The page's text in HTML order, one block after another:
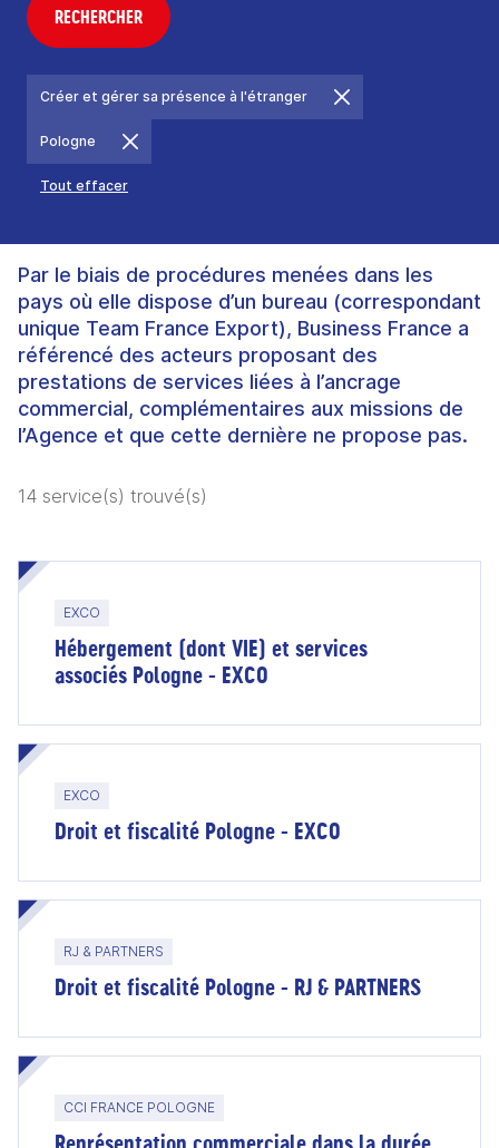
RECHERCHER
Créer et gérer sa présence à l'étranger
Pologne
Tout effacer
Par le biais de procédures menées dans les
pays où elle dispose d’un bureau (correspondant
unique Team France Export), Business France a
référencé des acteurs proposant des
prestations de services liées à l’ancrage
commercial, complémentaires aux missions de
l’Agence et que cette dernière ne propose pas.
14 service(s) trouvé(s)
EXCO
Hébergement (dont VIE) et services
associés Pologne - EXCO
EXCO
Droit et fiscalité Pologne - EXCO
RJ & PARTNERS
Droit et fiscalité Pologne - RJ & PARTNERS
CCI FRANCE POLOGNE